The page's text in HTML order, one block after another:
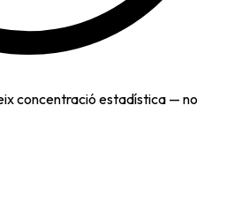
concentració estadística — no